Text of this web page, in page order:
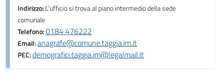
Indirizzo:L'ufficio si trova al piano intermedio della sede
comunale
Telefono:0184 476222
Email:anagrafe@comune.taggia.im.it
PEC:demografici.taggia.im@legalmail.it